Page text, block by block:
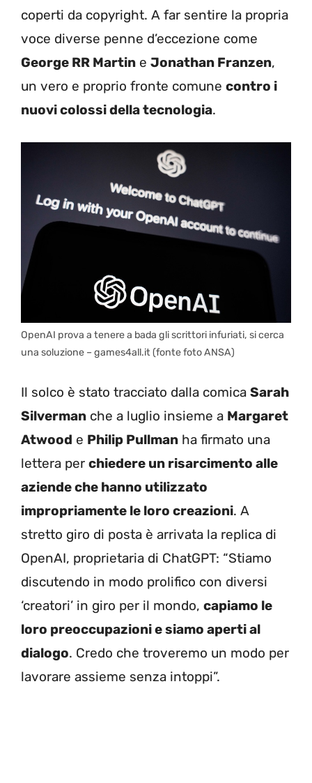
coperti da copyright. A far sentire la propria
voce diverse penne d’eccezione come
George RR Martin e Jonathan Franzen,
un vero e proprio fronte comune contro i
nuovi colossi della tecnologia.
OpenAI prova a tenere a bada gli scrittori infuriati, si cerca
una soluzione – games4all.it (fonte foto ANSA)
Il solco è stato tracciato dalla comica Sarah
Silverman che a luglio insieme a Margaret
Atwood e Philip Pullman ha firmato una
lettera per chiedere un risarcimento alle
aziende che hanno utilizzato
impropriamente le loro creazioni. A
stretto giro di posta è arrivata la replica di
OpenAI, proprietaria di ChatGPT: “Stiamo
discutendo in modo prolifico con diversi
‘creatori’ in giro per il mondo, capiamo le
loro preoccupazioni e siamo aperti al
dialogo. Credo che troveremo un modo per
lavorare assieme senza intoppi”.